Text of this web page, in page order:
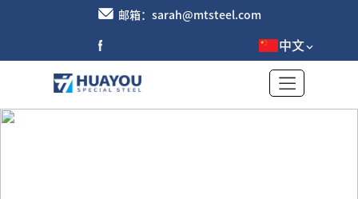
邮箱：sarah@mtsteel.com
中文